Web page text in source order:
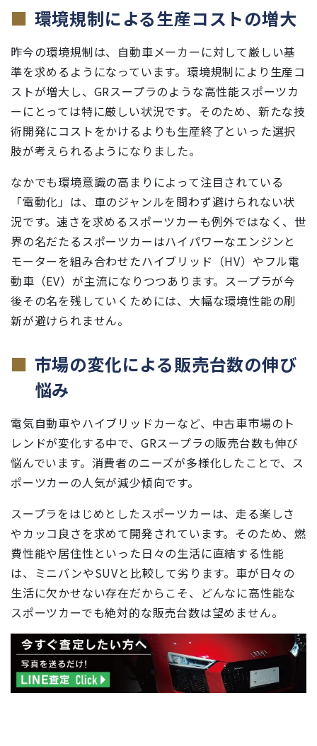
環境規制による生産コストの増大
昨今の環境規制は、自動車メーカーに対して厳しい基
準を求めるようになっています。環境規制により生産コ
ストが増大し、GRスープラのような高性能スポーツカ
ーにとっては特に厳しい状況です。そのため、新たな技
術開発にコストをかけるよりも生産終了といった選択
肢が考えられるようになりました。
なかでも環境意識の高まりによって注目されている
「電動化」は、車のジャンルを問わず避けられない状
況です。速さを求めるスポーツカーも例外ではなく、世
界の名だたるスポーツカーはハイパワーなエンジンと
モーターを組み合わせたハイブリッド（HV）やフル電
動車（EV）が主流になりつつあります。スープラが今
後その名を残していくためには、大幅な環境性能の刷
新が避けられません。
市場の変化による販売台数の伸び
悩み
電気自動車やハイブリッドカーなど、中古車市場のト
レンドが変化する中で、GRスープラの販売台数も伸び
悩んでいます。消費者のニーズが多様化したことで、ス
ポーツカーの人気が減少傾向です。
スープラをはじめとしたスポーツカーは、走る楽しさ
やカッコ良さを求めて開発されています。そのため、燃
費性能や居住性といった日々の生活に直結する性能
は、ミニバンやSUVと比較して劣ります。車が日々の
生活に欠かせない存在だからこそ、どんなに高性能な
スポーツカーでも絶対的な販売台数は望めません。